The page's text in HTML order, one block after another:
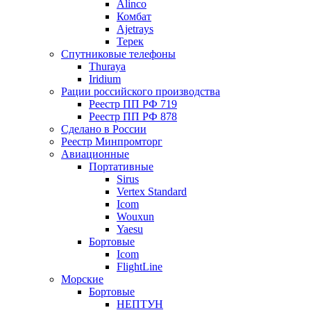
Alinco
Комбат
Ajetrays
Терек
Спутниковые телефоны
Thuraya
Iridium
Рации российского производства
Реестр ПП РФ 719
Реестр ПП РФ 878
Сделано в России
Реестр Минпромторг
Авиационные
Портативные
Sirus
Vertex Standard
Icom
Wouxun
Yaesu
Бортовые
Icom
FlightLine
Морские
Бортовые
НЕПТУН